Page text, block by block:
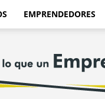
EMPRENDEDORES